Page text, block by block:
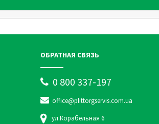
ОБРАТНАЯ СВЯЗЬ
0 800 337-197
office@plittorgservis.com.ua
ул.Корабельная 6